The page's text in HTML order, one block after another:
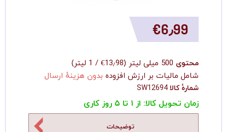
‎€6٫99
محتوی 500 میلی لیتر (‎€13٫98 / 1 لیتر
)
شامل مالیات بر ارزش افزوده بدون هزینهٔ ارسال
شمارهٔ کالا SW12694
زمان تحویل کالا: از ۱ تا ۵ روز کاری
توضیحات